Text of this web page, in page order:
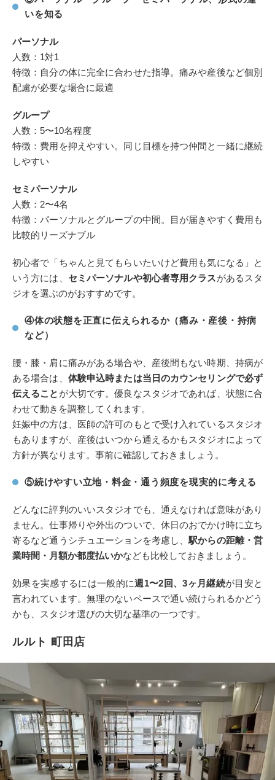
いを知る
パーソナル
人数：1対1
特徴：自分の体に完全に合わせた指導。痛みや産後など個別
配慮が必要な場合に最適
グループ
人数：5〜10名程度
特徴：費用を抑えやすい。同じ目標を持つ仲間と一緒に継続
しやすい
セミパーソナル
人数：2〜4名
特徴：パーソナルとグループの中間。目が届きやすく費用も
比較的リーズナブル
初心者で「ちゃんと見てもらいたいけど費用も気になる」と
いう方には、 セミパーソナルや初心者専用クラスがあるスタ
ジオを選ぶのがおすすめです。
④体の状態を正直に伝えられるか（痛み・産後・持病
など）
腰・膝・肩に痛みがある場合や、産後間もない時期、持病が
ある場合は、 体験申込時または当日のカウンセリングで必ず
伝えること が大切です。優良なスタジオであれば、状態に合
わせて動きを調整してくれます。
妊娠中の方は、医師の許可のもとで受け入れているスタジオ
もありますが、産後はいつから通えるかもスタジオによって
方針が異なります。事前に確認しておきましょう。
⑤続けやすい立地・料金・通う頻度を現実的に考える
どんなに評判のいいスタジオでも、通えなければ意味があり
ません。仕事帰りや外出のついで、休日のおでかけ時に立ち
寄るなど通うシチュエーションを考慮し、駅からの距離・営
業時間・月額か都度払いかなども比較しておきましょう。
効果を実感するには一般的に週1〜2回、3ヶ月継続が目安と
言われています。無理のないペースで通い続けられるかどう
かも、スタジオ選びの大切な基準の一つです。
ルルト 町田店